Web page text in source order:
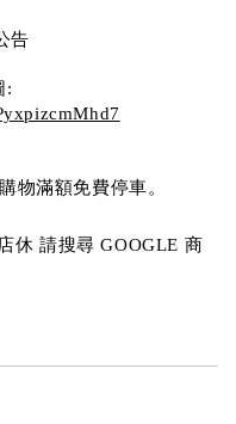
告
:
物滿額免費停車。
休 請搜尋 GOOGLE 商